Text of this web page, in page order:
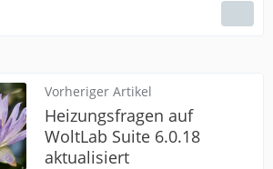
Vorheriger Artikel
Heizungsfragen auf
WoltLab Suite 6.0.18
aktualisiert